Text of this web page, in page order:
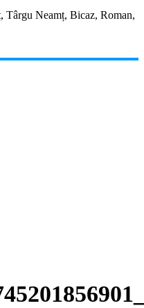
Târgu Neamț, Bicaz, Roman,